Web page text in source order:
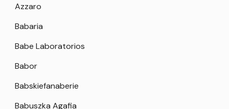
Azzaro
Babaria
Babe Laboratorios
Babor
Babskiefanaberie
Babuszka Agafia